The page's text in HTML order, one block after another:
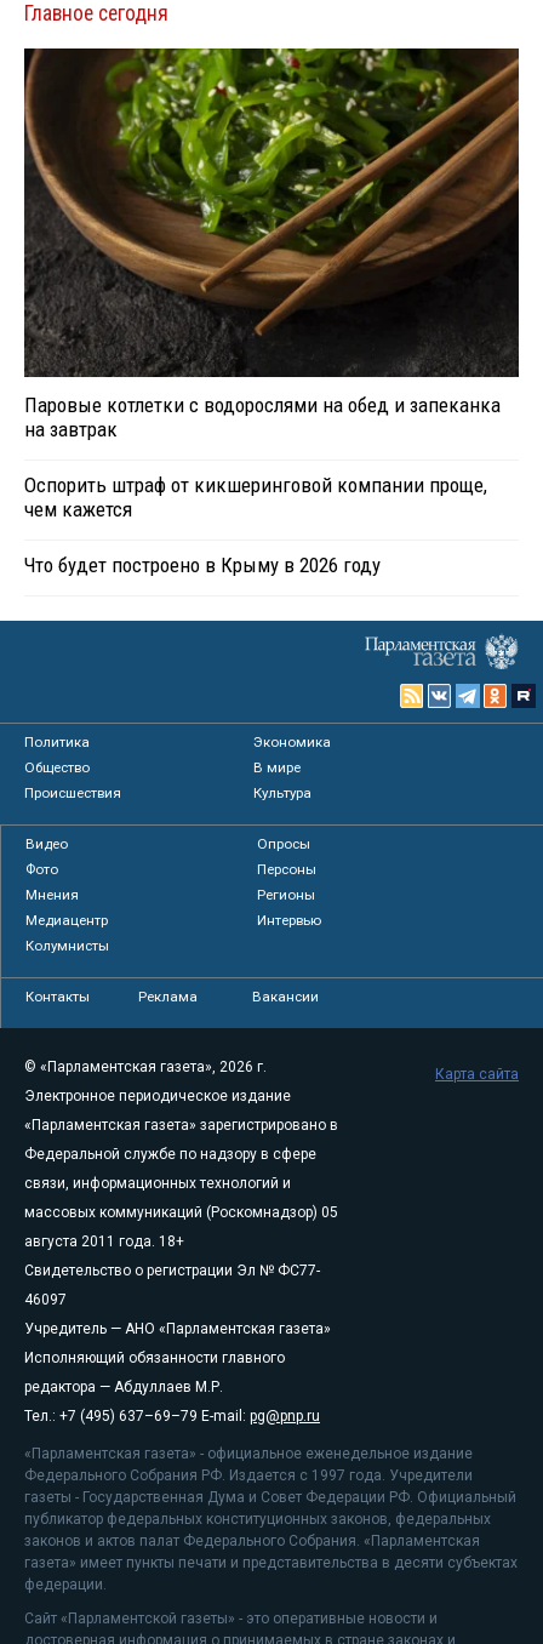
Главное сегодня
Паровые котлетки с водорослями на обед и запеканка
на завтрак
Оспорить штраф от кикшеринговой компании проще,
чем кажется
Что будет построено в Крыму в 2026 году
Политика
Экономика
Общество
В мире
Происшествия
Культура
Видео
Опросы
Фото
Персоны
Мнения
Регионы
Медиацентр
Интервью
Колумнисты
Контакты Реклама Вакансии
© «Парламентская газета», 2026 г.
Электронное периодическое издание
«Парламентская газета» зарегистрировано в
Федеральной службе по надзору в сфере
связи, информационных технологий и
массовых коммуникаций (Роскомнадзор) 05
августа 2011 года. 18+
Свидетельство о регистрации Эл № ФС77-
46097
Учредитель — АНО «Парламентская газета»
Исполняющий обязанности главного
редактора — Абдуллаев М.Р.
Тел.: +7 (495) 637–69–79 E-mail: pg@pnp.ru
«Парламентская газета» - официальное еженедельное издание
Федерального Собрания РФ. Издается с 1997 года. Учредители
газеты - Государственная Дума и Совет Федерации РФ. Официальный
публикатор федеральных конституционных законов, федеральных
законов и актов палат Федерального Собрания. «Парламентская
газета» имеет пункты печати и представительства в десяти субъектах
федерации.
Сайт «Парламентской газеты» - это оперативные новости и
Карта сайта